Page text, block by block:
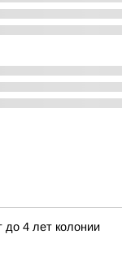
до 4 лет колонии